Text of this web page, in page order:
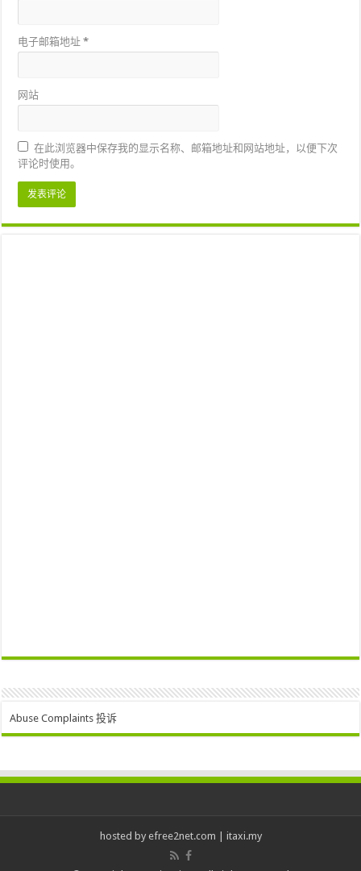
电子邮箱地址*
网站
在此浏览器中保存我的显示名称、邮箱地址和网站地址，以便下次
评论时使用。
Abuse Complaints 投诉
hosted by efree2net.com | itaxi.my